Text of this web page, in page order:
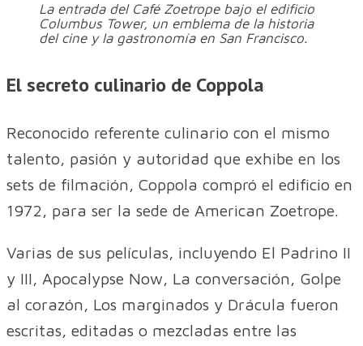
La entrada del Café Zoetrope bajo el edificio
Columbus Tower, un emblema de la historia
del cine y la gastronomía en San Francisco.
El secreto culinario de Coppola
Reconocido referente culinario con el mismo
talento, pasión y autoridad que exhibe en los
sets de filmación, Coppola compró el edificio en
1972, para ser la sede de American Zoetrope.
Varias de sus películas, incluyendo El Padrino II
y III, Apocalypse Now, La conversación, Golpe
al corazón, Los marginados y Drácula fueron
escritas, editadas o mezcladas entre las